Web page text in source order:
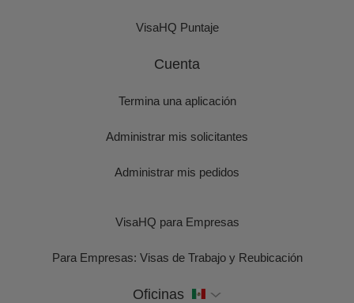
VisaHQ Puntaje
Cuenta
Termina una aplicación
Administrar mis solicitantes
Administrar mis pedidos
VisaHQ para Empresas
Para Empresas: Visas de Trabajo y Reubicación
Oficinas